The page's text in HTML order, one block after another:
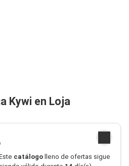
Kywi en Loja
catálogo lleno de ofertas sigue